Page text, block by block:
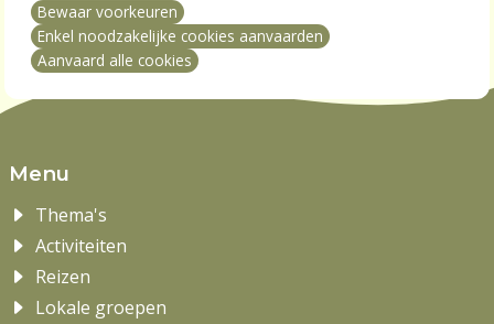
Menu
Thema's
Activiteiten
Reizen
Lokale groepen
Bewaar voorkeuren
Enkel noodzakelijke cookies aanvaarden
Aanvaard alle cookies
intrekken